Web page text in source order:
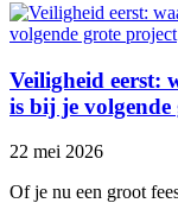
Veiligheid eerst:
is bij je
22 mei 2026
Of je nu een groot